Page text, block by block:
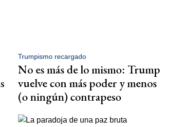
Trumpismo recargado
No es más de lo mismo: Trump
vuelve con más poder y menos
(o ningún) contrapeso